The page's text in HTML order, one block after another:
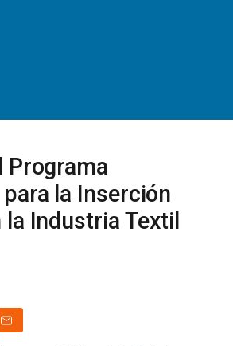
Programa
la Inserción
Industria Textil